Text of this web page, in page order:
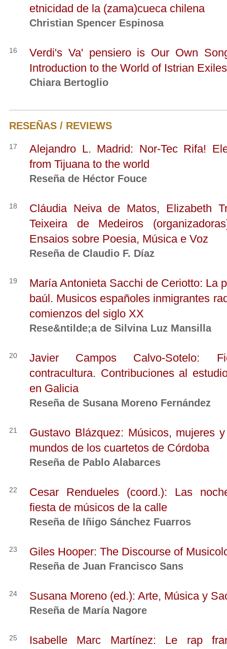
etnicidad de la (zama)cueca chilena
Christian Spencer Espinosa
16
Verdi's Va' pensiero is Our Own
Introduction to the World of Istrian Exiles
Chiara Bertoglio
RESEÑAS / REVIEWS
17
Alejandro L. Madrid: Nor-Tec Rifa!
from Tijuana to the world
Reseña de Héctor Fouce
18
Cláudia Neiva de Matos, Elizabeth
Teixeira de Medeiros
Ensaios sobre Poesia, Música e Voz
Reseña de Claudio F. Díaz
19
María Antonieta Sacchi de Ceriotto: La
baúl. Musicos españoles inmigrantes
comienzos del siglo XX
Rese&ntilde;a de Silvina Luz Mansilla
20
Javier Campos Calvo-Sotelo:
contracultura. Contribuciones al
en Galicia
Reseña de Susana Moreno Fernández
21
Gustavo Blázquez: Músicos, mujeres
mundos de los cuartetos de Córdoba
Reseña de Pablo Alabarces
22
Cesar Rendueles (coord.): Las
fiesta de músicos de la calle
Reseña de Iñigo Sánchez Fuarros
23 Giles Hooper: The Discourse of
Reseña de Juan Francisco Sans
24 Susana Moreno (ed.): Arte, Música y
Reseña de María Nagore
25
Isabelle Marc Martínez: Le rap